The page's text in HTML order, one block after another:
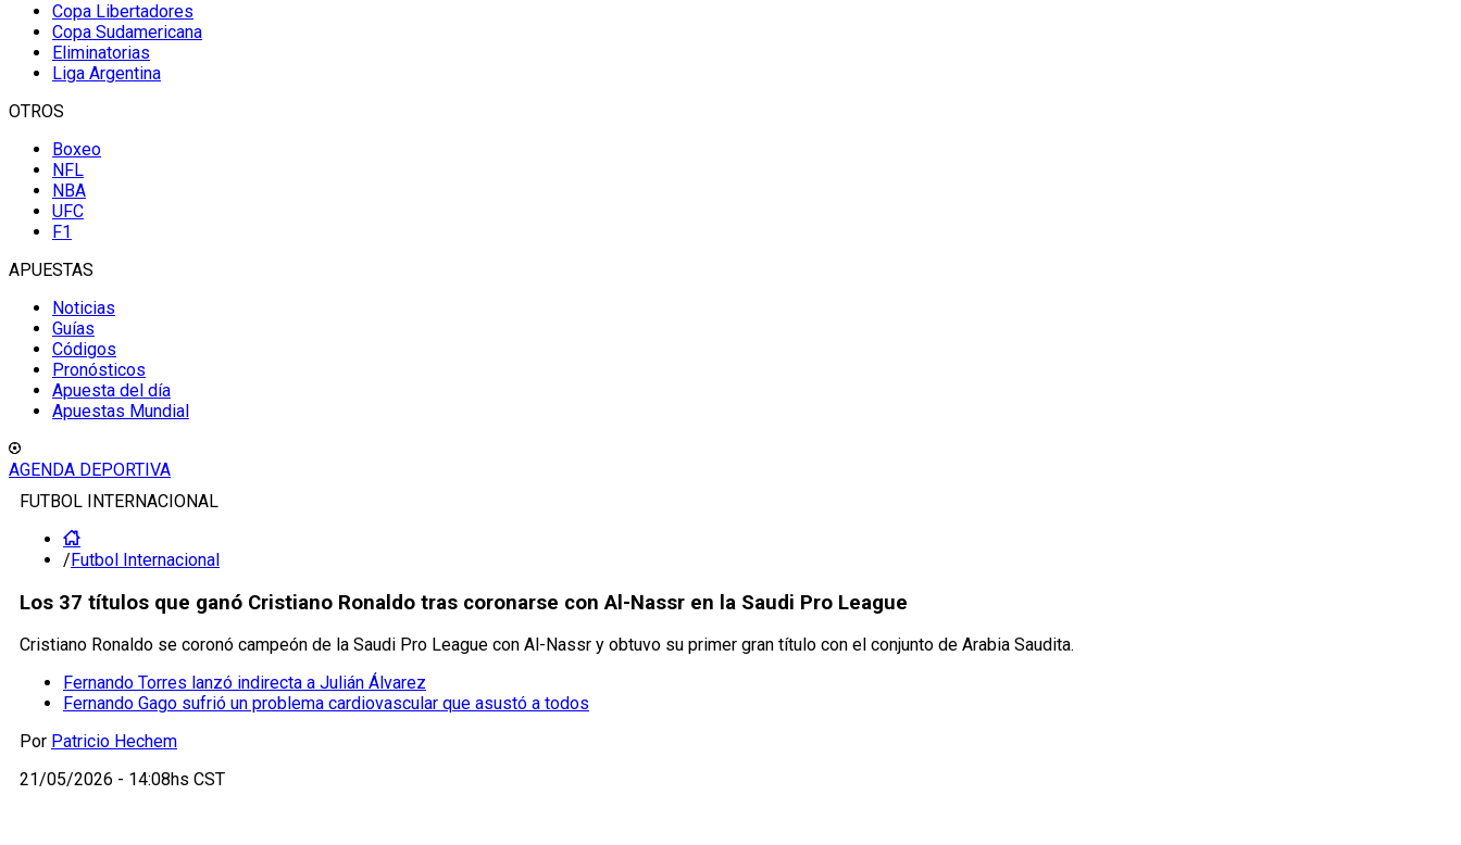
Copa Libertadores
Copa Sudamericana
Eliminatorias
Liga Argentina
OTROS
Boxeo
NFL
NBA
UFC
F1
APUESTAS
Noticias
Guías
Códigos
Pronósticos
Apuesta del día
Apuestas Mundial
AGENDA DEPORTIVA
FUTBOL INTERNACIONAL
/Futbol Internacional
Los 37 títulos que ganó Cristiano Ronaldo tras coronarse con Al-Nassr en la Saudi Pro League
Cristiano Ronaldo se coronó campeón de la Saudi Pro League con Al-Nassr y obtuvo su primer gran título con el conjunto de Arabia Saudita.
Fernando Torres lanzó indirecta a Julián Álvarez
Fernando Gago sufrió un problema cardiovascular que asustó a todos
Por Patricio Hechem
21/05/2026 - 14:08hs CST